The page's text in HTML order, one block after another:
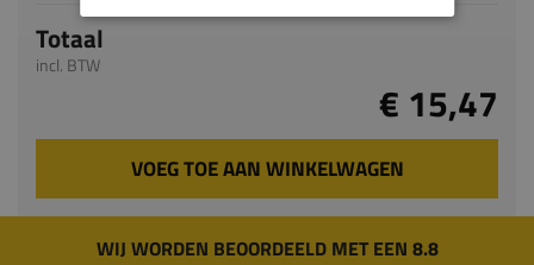
Totaal
incl. BTW
€ 15,47
VOEG TOE AAN WINKELWAGEN
WIJ WORDEN BEOORDEELD MET EEN 8.8